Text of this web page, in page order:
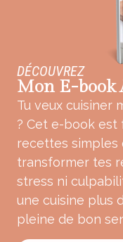
DÉCOUVREZ
Mon E-book
Tu veux cuisiner
? Cet e-book est
recettes simples
transformer tes
stress ni
une cuisine plus
pleine de bon